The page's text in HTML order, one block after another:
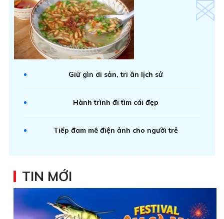
Giữ gìn di sản, tri ân lịch sử
Hành trình đi tìm cái đẹp
Tiếp đam mê điện ảnh cho người trẻ
TIN MỚI